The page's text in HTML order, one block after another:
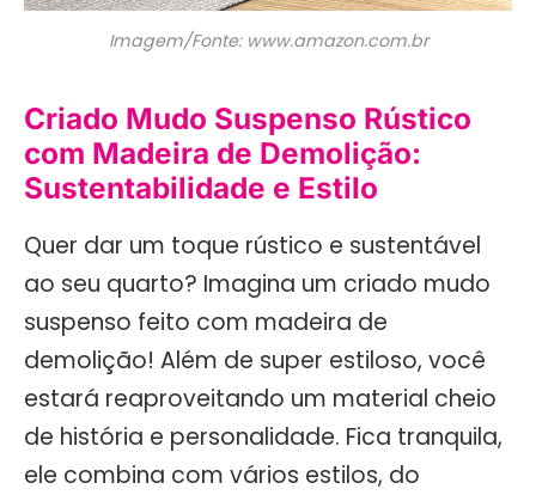
Imagem/Fonte: www.amazon.com.br
Criado Mudo Suspenso Rústico
com Madeira de Demolição:
Sustentabilidade e Estilo
Quer dar um toque rústico e sustentável
ao seu quarto? Imagina um criado mudo
suspenso feito com madeira de
demolição! Além de super estiloso, você
estará reaproveitando um material cheio
de história e personalidade. Fica tranquila,
ele combina com vários estilos, do